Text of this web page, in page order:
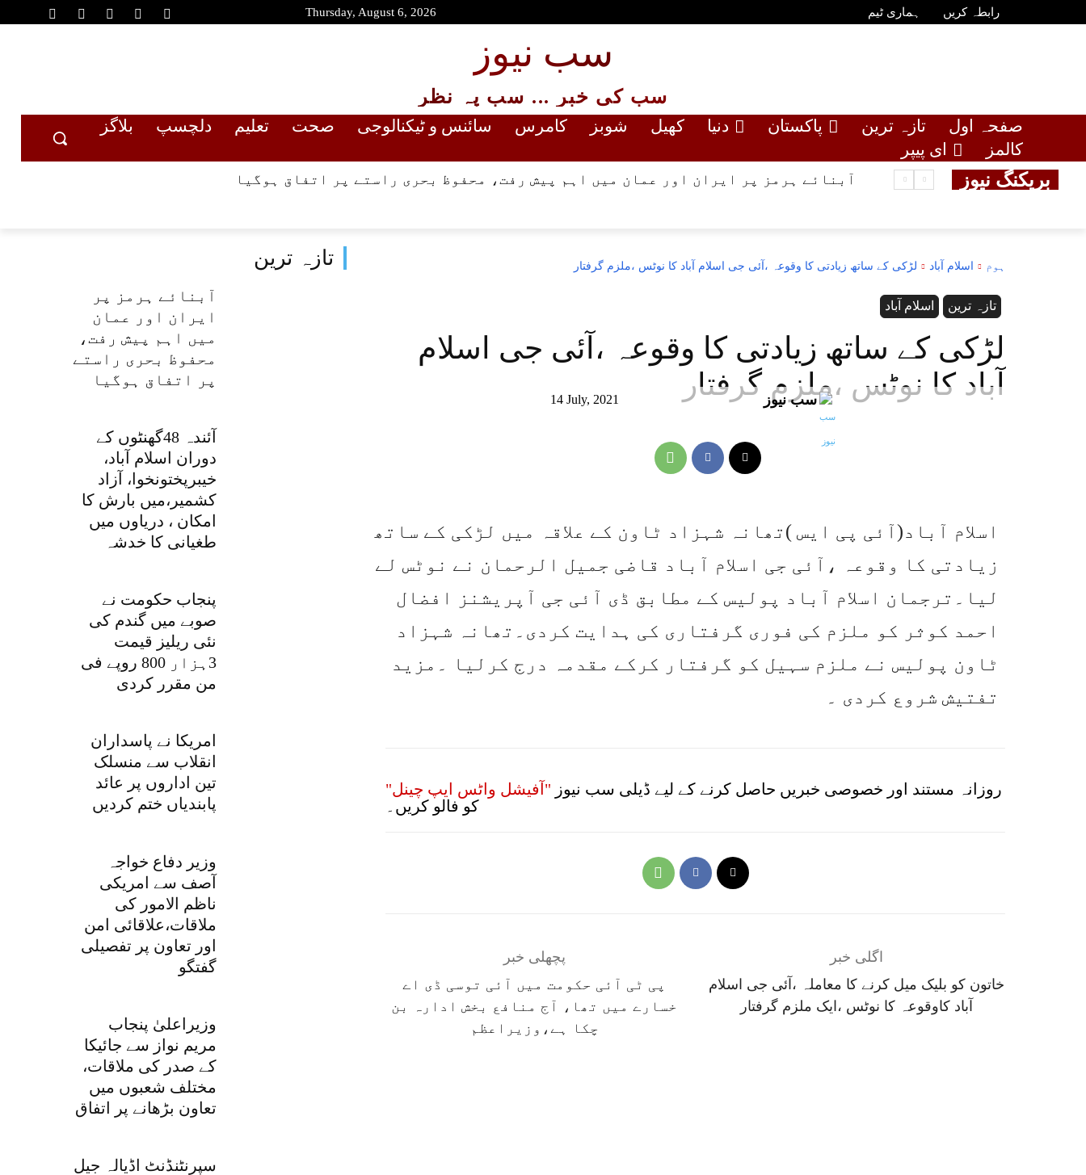
Thursday, August 6, 2026 رابطہ کریں ہماری ٹیم
سب نیوز
سب کی خبر ... سب پہ نظر
صفحہ اول تازہ ترین پاکستان دنیا کھیل شوبز کامرس سائنس و ٹیکنالوجی صحت تعلیم دلچسپ
بلاگز
کالمز
ای پیپر
بریکنگ نیوز آبنائے ہرمز پر ایران اور عمان میں اہم پیش رفت، محفوظ بحری راستے پر اتفاق ہوگیا
تازہ ترین
آبنائے ہرمز پر
ایران اور عمان
میں اہم پیش رفت،
محفوظ بحری راستے
پر اتفاق ہوگیا
آئندہ 48گھنٹوں کے
دوران اسلام آباد،
خیبرپختونخوا، آزاد
کشمیر،میں بارش کا
امکان ، دریاوں میں
طغیانی کا خدشہ
پنجاب حکومت نے
صوبے میں گندم کی
نئی ریلیز قیمت
3ہزار 800 روپے فی
من مقرر کردی
امریکا نے پاسداران
انقلاب سے منسلک
تین اداروں پر عائد
پابندیاں ختم کردیں
وزیر دفاع خواجہ
آصف سے امریکی
ناظم الامور کی
ملاقات،علاقائی امن
اور تعاون پر تفصیلی
گفتگو
وزیراعلیٰ پنجاب
مریم نواز سے جائیکا
کے صدر کی ملاقات،
مختلف شعبوں میں
تعاون بڑھانے پر اتفاق
سپرنٹنڈنٹ اڈیالہ جیل
ہوم اسلام آباد لڑکی کے ساتھ زیادتی کا وقوعہ ،آئی جی اسلام آباد کا نوٹس ،ملزم گرفتار
اسلام آباد تازہ ترین
لڑکی کے ساتھ زیادتی کا وقوعہ ،آئی جی اسلام
آباد کا نوٹس ،ملزم گرفتار
14 July, 2021 سب نیوز
اسلام آباد(آئی پی ایس )تھانہ شہزاد ٹاون کے علاقہ میں لڑکی کے ساتھ
زیادتی کا وقوعہ ،آئی جی اسلام آباد قاضی جمیل الرحمان نے نوٹس لے
لیا۔ترجمان اسلام آباد پولیس کے مطابق ڈی آئی جی آپریشنز افضال
احمد کوثر کو ملزم کی فوری گرفتاری کی ہدایت کردی۔تھانہ شہزاد
ٹاون پولیس نے ملزم سہیل کو گرفتار کرکے مقدمہ درج کرلیا ۔مزید
تفتیش شروع کردی ۔
روزانہ مستند اور خصوصی خبریں حاصل کرنے کے لیے ڈیلی سب نیوز "آفیشل واٹس ایپ چینل"
کو فالو کریں۔
پچھلی خبر
پی ٹی آئی حکومت میں آئی توسی ڈی اے
خسارے میں تھا، آج منافع بخش ادارہ بن
چکا ہے،وزیراعظم
اگلی خبر
خاتون کو بلیک میل کرنے کا معاملہ ،آئی جی اسلام
آباد کاوقوعہ کا نوٹس ،ایک ملزم گرفتار